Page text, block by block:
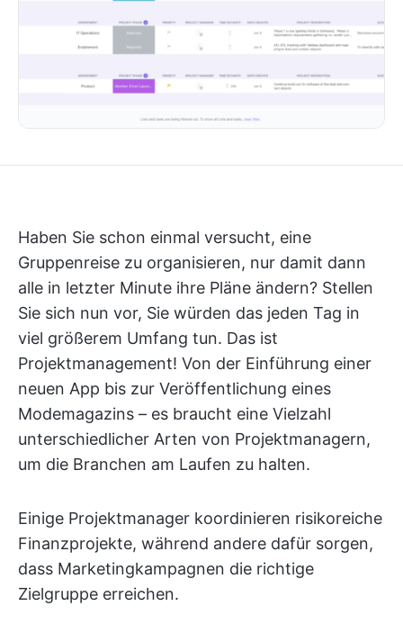
Haben Sie schon einmal versucht, eine
Gruppenreise zu organisieren, nur damit dann
alle in letzter Minute ihre Pläne ändern? Stellen
Sie sich nun vor, Sie würden das jeden Tag in
viel größerem Umfang tun. Das ist
Projektmanagement! Von der Einführung einer
neuen App bis zur Veröffentlichung eines
Modemagazins – es braucht eine Vielzahl
unterschiedlicher Arten von Projektmanagern,
um die Branchen am Laufen zu halten.
Einige Projektmanager koordinieren risikoreiche
Finanzprojekte, während andere dafür sorgen,
dass Marketingkampagnen die richtige
Zielgruppe erreichen.